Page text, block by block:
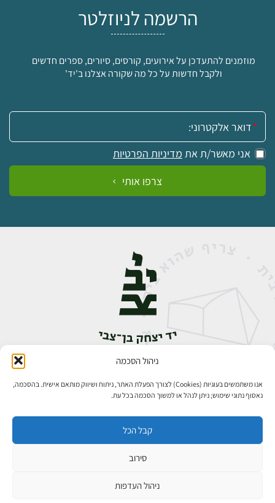
ניהול הסכמה
אנו משתמשים בעוגיות (Cookies) לצורך הפעלת האתר, ניתוח ושיווק מותאם אישית. בהסכמה,
נאסוף נתוני שימוש; ניתן לנהל או למשוך הסכמה בכל עת.
קבל הכל
סירוב
ניהול העדפות
הרשמה לניוזלטר
מוזמנים להתעדכן על אירועים, קורסים, סיורים, ספרים חדשים
ולקבל חדשות על כל מה שקורה אצלנו ב'יד'
אימייל:
אני מאשר/ת את מדיניות הפרטיות
צרפו אותי
אבן גבירול 14, רחביה, ירושלים
פיתוח אתרים